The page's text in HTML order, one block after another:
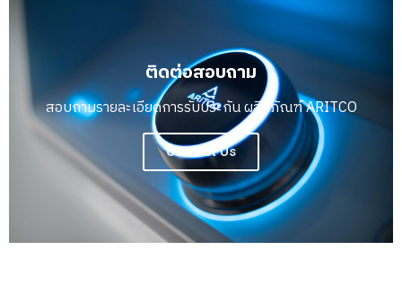
ติดต่อสอบถาม
สอบถามรายละเอียดการรับประกัน ผลิตภัณฑ์ ARITCO
Contact Us